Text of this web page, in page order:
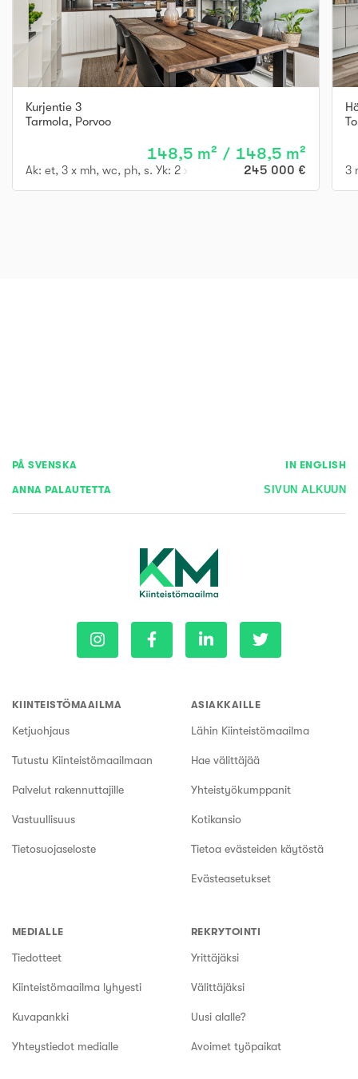
Kurjentie 3
Tarmola, Porvoo
148,5 m² / 148,5 m²
Ak: et, 3 x mh, wc, ph, s. Yk: 2 x mh, oh, rt, k, kph, parv.
245 000 € 3
PÅ SVENSKA IN ENGLISH
ANNA PALAUTETTA SIVUN ALKUUN
KIINTEISTÖMAAILMA
Ketjuohjaus
Tutustu Kiinteistömaailmaan
Palvelut rakennuttajille
Vastuullisuus
Tietosuojaseloste
ASIAKKAILLE
Lähin Kiinteistömaailma
Hae välittäjää
Yhteistyökumppanit
Kotikansio
Tietoa evästeiden käytöstä
Evästeasetukset
MEDIALLE
Tiedotteet
Kiinteistömaailma lyhyesti
Kuvapankki
Yhteystiedot medialle
REKRYTOINTI
Yrittäjäksi
Välittäjäksi
Uusi alalle?
Avoimet työpaikat